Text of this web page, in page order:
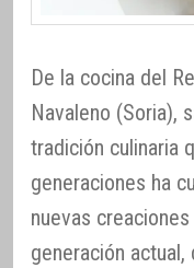
De la cocina del
Navaleno (Soria),
tradición culinaria
generaciones ha
nuevas
generación